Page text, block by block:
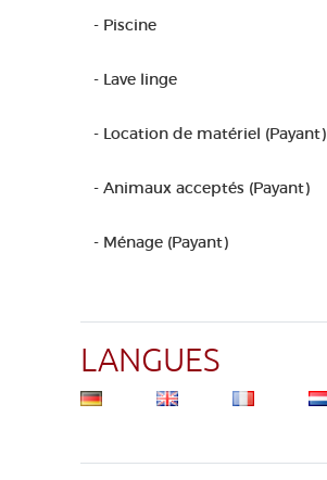
- Piscine
- Lave linge
- Location de matériel (Payant)
- Animaux acceptés (Payant)
- Ménage (Payant)
LANGUES